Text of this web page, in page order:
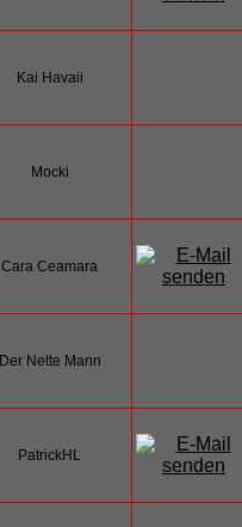
Kai Havaii
Mocki
Cara Ceamara
Der Nette Mann
PatrickHL